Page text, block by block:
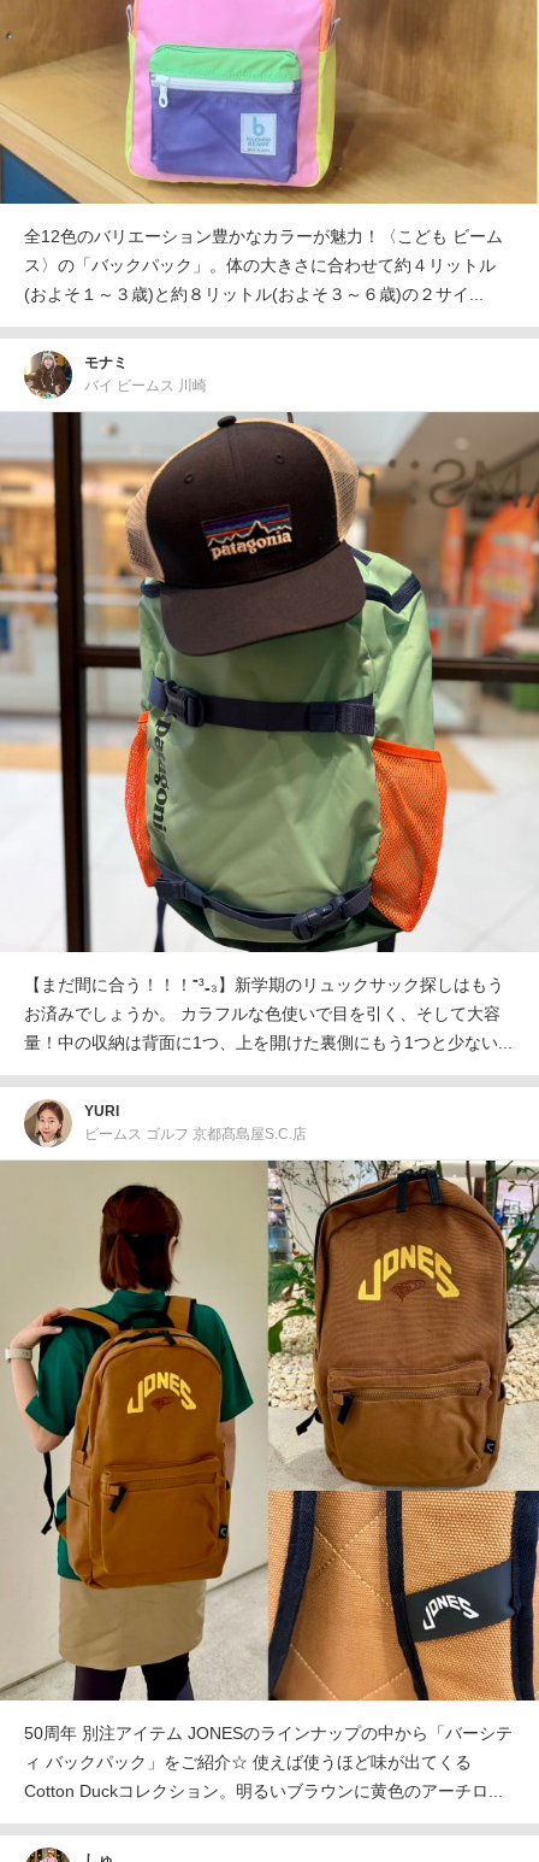
全12色のバリエーション豊かなカラーが魅力！〈こども ビーム
ス〉の「バックパック」。体の大きさに合わせて約４リットル
(およそ１～３歳)と約８リットル(およそ３～６歳)の２サイ...
モナミ
バイ ビームス 川崎
【まだ間に合う！！！⁼³₌₃】新学期のリュックサック探しはもう
お済みでしょうか。 カラフルな色使いで目を引く、そして大容
量！中の収納は背面に1つ、上を開けた裏側にもう1つと少ない...
YURI
ビームス ゴルフ 京都髙島屋S.C.店
50周年 別注アイテム JONESのラインナップの中から「バーシテ
ィ バックパック」をご紹介☆ 使えば使うほど味が出てくる
Cotton Duckコレクション。明るいブラウンに黄色のアーチロ...